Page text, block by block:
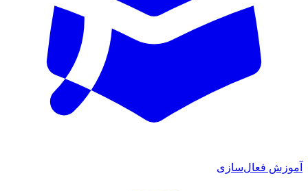
آموزش فعال‌سازی